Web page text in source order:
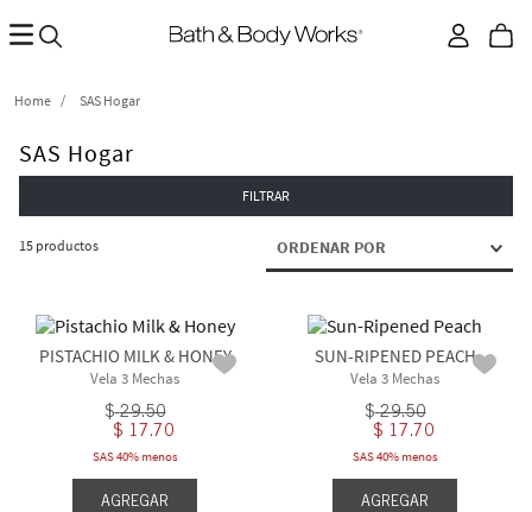
SAS Hogar
SAS Hogar
FILTRAR
15 productos ORDENAR POR
PISTACHIO MILK & HONEY
Vela 3 Mechas
$ 29.50
$ 17.70
SAS 40% menos
AGREGAR
SUN-RIPENED PEACH
Vela 3 Mechas
$ 29.50
$ 17.70
SAS 40% menos
AGREGAR